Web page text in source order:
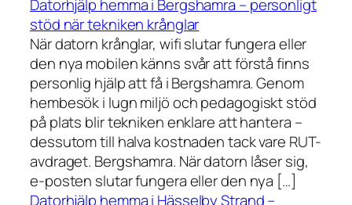
Datorhjälp hemma i Bergshamra – personligt
stöd när tekniken krånglar
När datorn krånglar, wifi slutar fungera eller
den nya mobilen känns svår att förstå finns
personlig hjälp att få i Bergshamra. Genom
hembesök i lugn miljö och pedagogiskt stöd
på plats blir tekniken enklare att hantera –
dessutom till halva kostnaden tack vare RUT-
avdraget. Bergshamra. När datorn låser sig,
e-posten slutar fungera eller den nya […]
Datorhjälp hemma i Hässelby Strand –